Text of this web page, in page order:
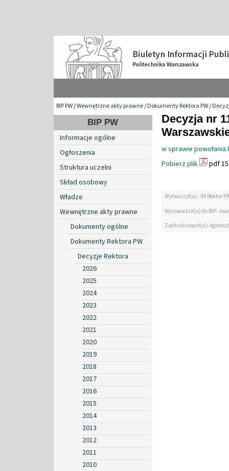
BIP PW/Wewnętrzne akty prawne/Dokumenty Rektora PW/
BIP PW
Informacje ogólne
Ogłoszenia
Struktura uczelni
Skład osobowy
Władze
Wewnętrzne akty prawne
Dokumenty ogólne
Dokumenty Rektora PW
Decyzje Rektora
2026
2025
2024
2023
2022
2021
2020
2019
2018
2017
2016
2015
2014
2013
2012
2011
2010
Decyzja nr
w sprawie
Pobierz plik
pdf
Wytworzył(a): JM Rektor
Wprowadził(a) do BIP:
Zaktualizował(a):